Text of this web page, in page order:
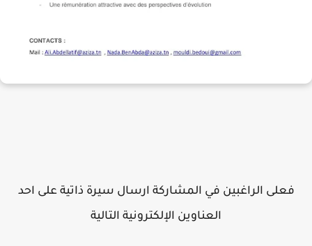
فعلى الراغبين في المشاركة ارسال سيرة ذاتية على احد
العناوين الإلكترونية التالية